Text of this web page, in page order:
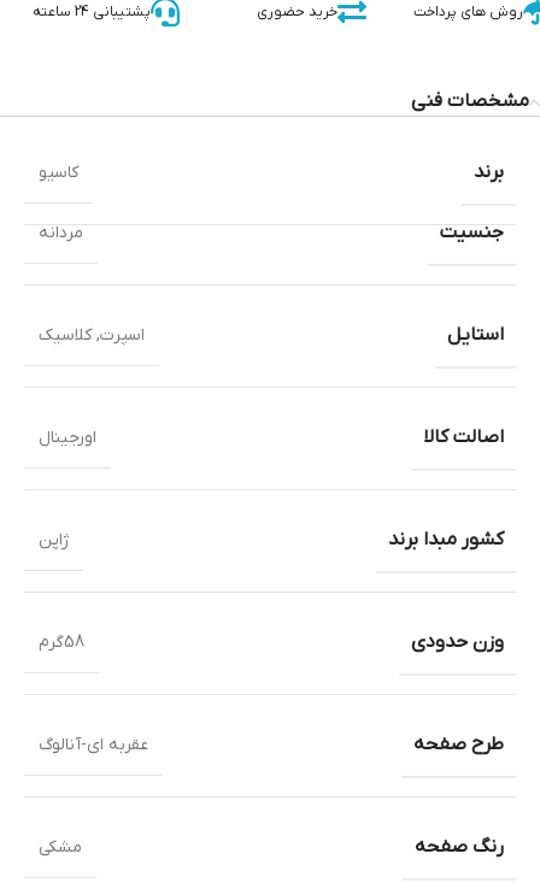
روش های پرداخت خرید حضوری پشتیبانی 24 ساعته
مشخصات فنی
جنسیت مردانه
استایل اسپرت,کلاسیک
اصالت کالا اورجینال
کشور مبدا برند ژاپن
وزن حدودی 58گرم
طرح صفحه عقربه ای-آنالوگ
رنگ صفحه مشکی
برند کاسیو